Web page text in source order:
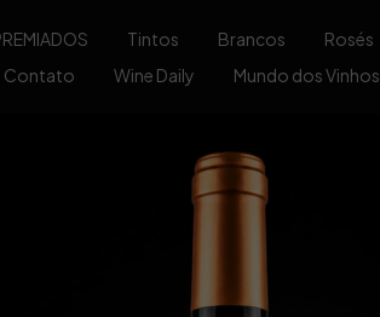
Tintos Brancos Rosés
Contato Wine Daily Mundo dos Vinhos